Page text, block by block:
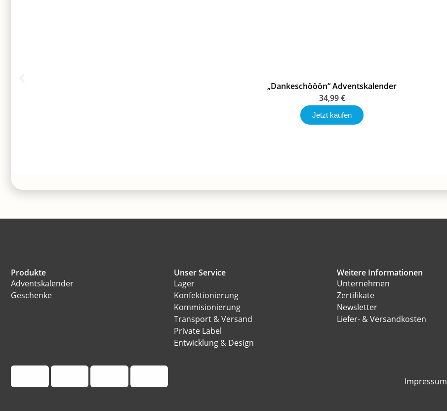
„Dankeschööön“ Adventskalender
34,99€
Jetzt kaufen
Produkte
Adventskalender
Geschenke
Unser Service
Lager
Konfektionierung
Kommisionierung
Transport & Versand
Private Label
Entwicklung & Design
Weitere Informationen
Unternehmen
Zertifikate
Newsletter
Liefer- & Versandkosten
Impressum